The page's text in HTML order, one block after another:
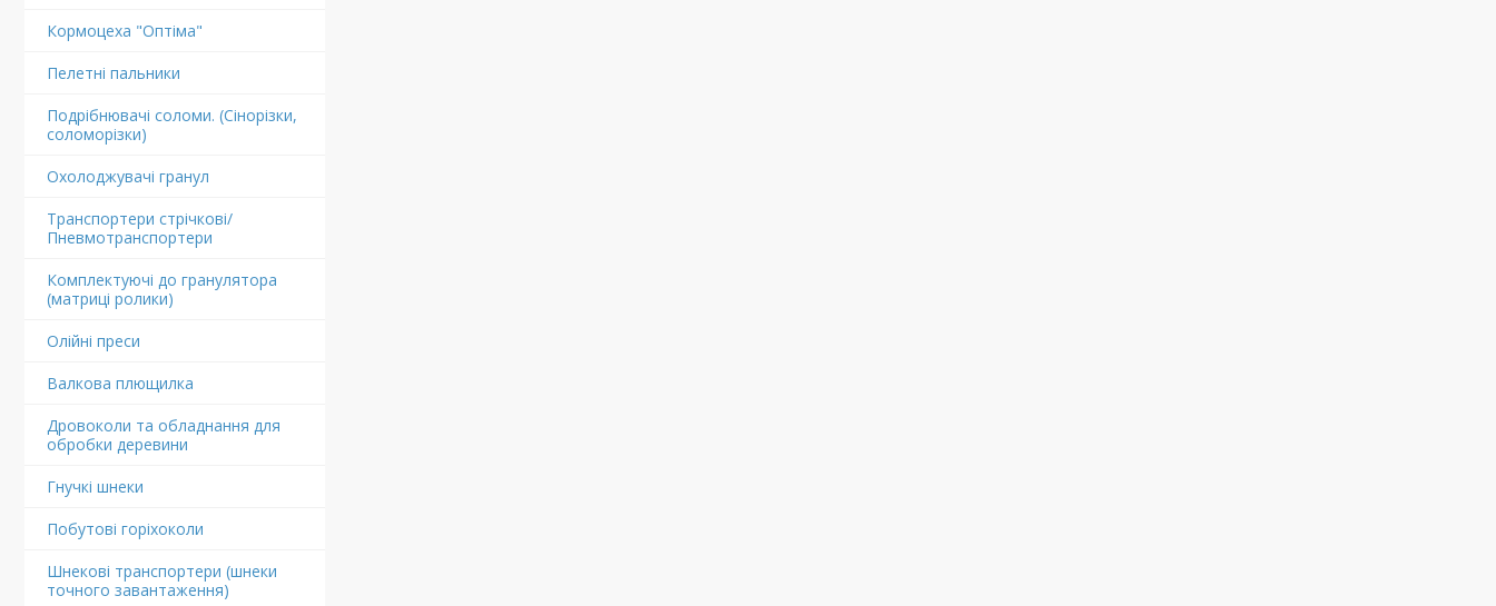
Кормоцеха "Оптіма"
Пелетні пальники
Подрібнювачі соломи. (Сінорізки,
соломорізки)
Охолоджувачі гранул
Транспортери стрічкові/
Пневмотранспортери
Комплектуючі до гранулятора
(матриці ролики)
Олійні преси
Валкова плющилка
Дровоколи та обладнання для
обробки деревини
Гнучкі шнеки
Побутові горіхоколи
Шнекові транспортери (шнеки
точного завантаження)